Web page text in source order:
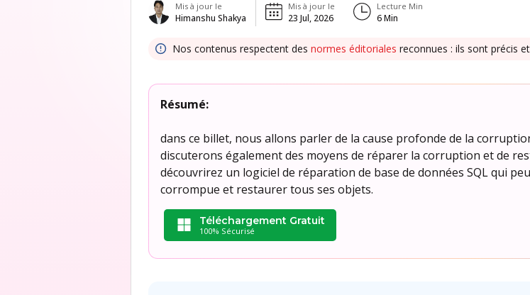
Mis à jour le
Himanshu Shakya
Mis à jour le
23 Jul, 2026
Lecture Min
6Min
Nos contenus respectent desnormes éditoriales reconnues : ils sont précis
Résumé:
dans ce billet, nous allons parler de la cause profonde de la
discuterons également des moyens de réparer la corruption et de
découvrirez un logiciel de réparation de base de données SQL qui
corrompue et restaurer tous ses objets.
Téléchargement Gratuit
100% Sécurisé